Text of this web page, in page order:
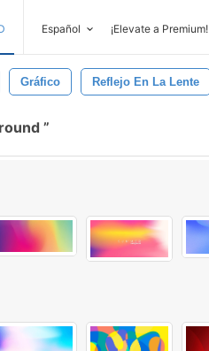
Español ¡Elevate a Premium!
Gráfico Reflejo En La Lente